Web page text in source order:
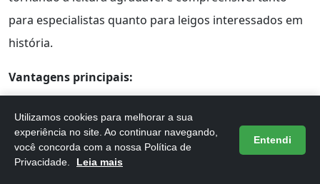
para especialistas quanto para leigos interessados em
história.
Vantagens principais:
Oferece uma análise crítica e informada sobre o
século XIX.
Aborda temas relevantes para debates históricos
Utilizamos cookies para melhorar a sua
experiência no site. Ao continuar navegando,
você concorda com a nossa Política de
Privacidade.
Leia mais
Entendi